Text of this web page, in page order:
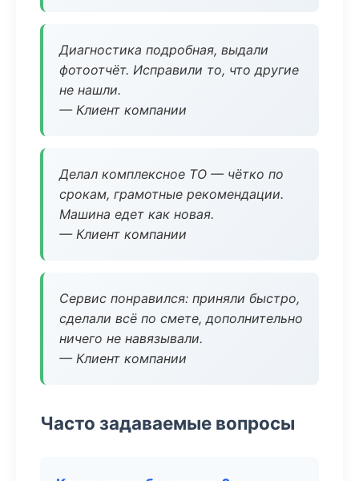
Диагностика подробная, выдали
фотоотчёт. Исправили то, что другие
не нашли.
— Клиент компании
Делал комплексное ТО — чётко по
срокам, грамотные рекомендации.
Машина едет как новая.
— Клиент компании
Сервис понравился: приняли быстро,
сделали всё по смете, дополнительно
ничего не навязывали.
— Клиент компании
Часто задаваемые вопросы